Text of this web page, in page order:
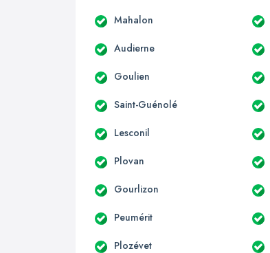
Mahalon
Audierne
Goulien
Saint-Guénolé
Lesconil
Plovan
Gourlizon
Peumérit
Plozévet